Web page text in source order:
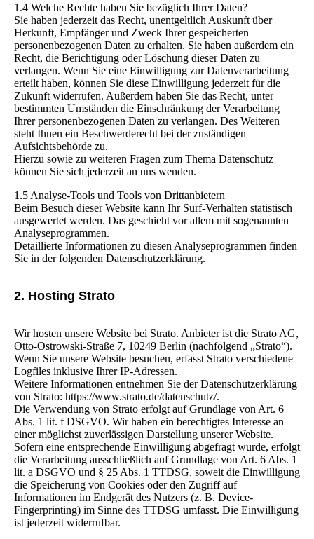
1.4 Welche Rechte haben Sie bezüglich Ihrer Daten?
Sie haben jederzeit das Recht, unentgeltlich Auskunft über
Herkunft, Empfänger und Zweck Ihrer gespeicherten
personenbezogenen Daten zu erhalten. Sie haben außerdem ein
Recht, die Berichtigung oder Löschung dieser Daten zu
verlangen. Wenn Sie eine Einwilligung zur Datenverarbeitung
erteilt haben, können Sie diese Einwilligung jederzeit für die
Zukunft widerrufen. Außerdem haben Sie das Recht, unter
bestimmten Umständen die Einschränkung der Verarbeitung
Ihrer personenbezogenen Daten zu verlangen. Des Weiteren
steht Ihnen ein Beschwerderecht bei der zuständigen
Aufsichtsbehörde zu.
Hierzu sowie zu weiteren Fragen zum Thema Datenschutz
können Sie sich jederzeit an uns wenden.
1.5 Analyse-Tools und Tools von Drittanbietern
Beim Besuch dieser Website kann Ihr Surf-Verhalten statistisch
ausgewertet werden. Das geschieht vor allem mit sogenannten
Analyseprogrammen.
Detaillierte Informationen zu diesen Analyseprogrammen finden
Sie in der folgenden Datenschutzerklärung.
2. Hosting Strato
Wir hosten unsere Website bei Strato. Anbieter ist die Strato AG,
Otto-Ostrowski-Straße 7, 10249 Berlin (nachfolgend „Strato“).
Wenn Sie unsere Website besuchen, erfasst Strato verschiedene
Logfiles inklusive Ihrer IP-Adressen.
Weitere Informationen entnehmen Sie der Datenschutzerklärung
von Strato: https://www.strato.de/datenschutz/.
Die Verwendung von Strato erfolgt auf Grundlage von Art. 6
Abs. 1 lit. f DSGVO. Wir haben ein berechtigtes Interesse an
einer möglichst zuverlässigen Darstellung unserer Website.
Sofern eine entsprechende Einwilligung abgefragt wurde, erfolgt
die Verarbeitung ausschließlich auf Grundlage von Art. 6 Abs. 1
lit. a DSGVO und § 25 Abs. 1 TTDSG, soweit die Einwilligung
die Speicherung von Cookies oder den Zugriff auf
Informationen im Endgerät des Nutzers (z. B. Device-
Fingerprinting) im Sinne des TTDSG umfasst. Die Einwilligung
ist jederzeit widerrufbar.